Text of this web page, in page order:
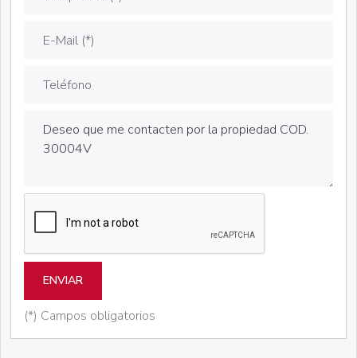
ENVIAR
(*) Campos obligatorios